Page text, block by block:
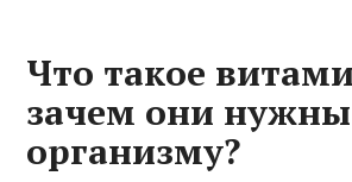
Что такое
зачем они нужны
организму?